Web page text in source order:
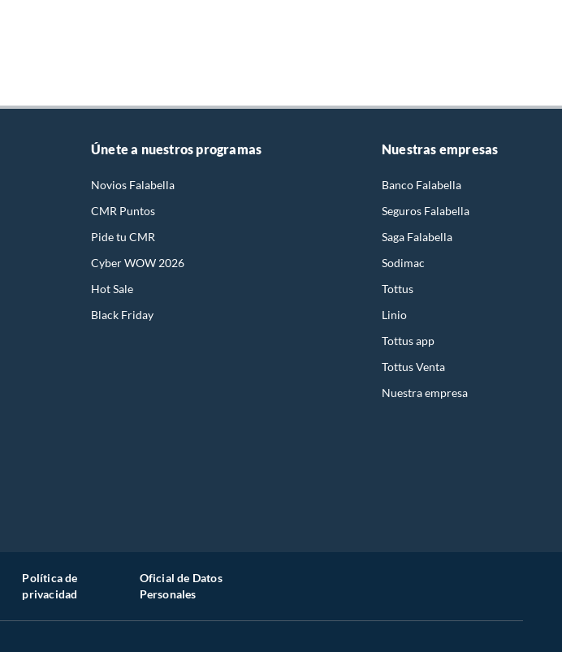
Únete a nuestros programas
Novios Falabella
CMR Puntos
Pide tu CMR
Cyber WOW 2026
Hot Sale
Black Friday
Nuestras empresas
Banco Falabella
Seguros Falabella
Saga Falabella
Sodimac
Tottus
Linio
Tottus app
Tottus Venta
Nuestra empresa
Política de
privacidad
Oficial de Datos
Personales